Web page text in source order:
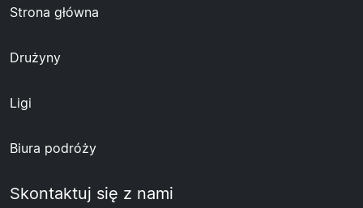
Strona główna
Drużyny
Ligi
Biura podróży
Skontaktuj się z nami